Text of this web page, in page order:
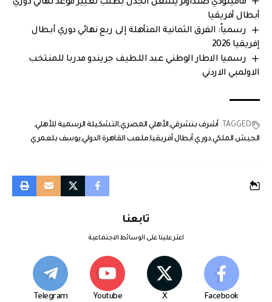
ماميلودي صنداونز يشعل الجدل بطلب تغيير موعد نهائي دوري
أبطال أفريقيا
رسمياً: الفرق الثمانية المتأهلة إلى ربع نهائي دوري أبطال
إفريقيا 2026
رسميا الاطار الوطني عبد اللطيف جريندو مدربا للمنتخب
الاولمبي الاردني
TAGGED: أشرف بنشرقي الأهلي المصريالتشكيلة الرسمية للأهلي
الجيش الملكيدوري أبطال أفريقيا ملعب القاهرة الدولي يوسف بلعمري
تابعنا
اعثر علينا على الوسائط الاجتماعية
Facebook
X
Youtube
Telegram